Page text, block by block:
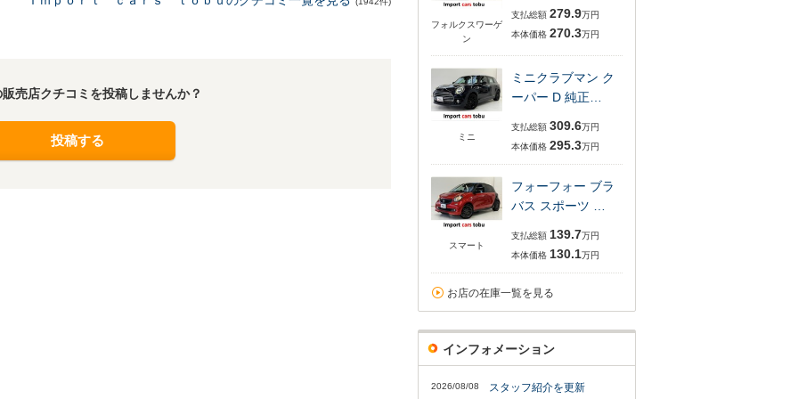
売店クチコミを投稿しませんか？
投稿する
フォルクスワーゲ
ン
支払総額 279.9万円
本体価格 270.3万円
ミニ
ミニクラブマン ク
ーパー D 純正…
支払総額 309.6万円
本体価格 295.3万円
スマート
フォーフォー ブラ
バス スポーツ …
支払総額 139.7万円
本体価格 130.1万円
お店の在庫一覧を見る
インフォメーション
2026/08/08 スタッフ紹介を更新